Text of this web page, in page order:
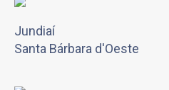
Jundiaí
Santa Bárbara d'Oeste